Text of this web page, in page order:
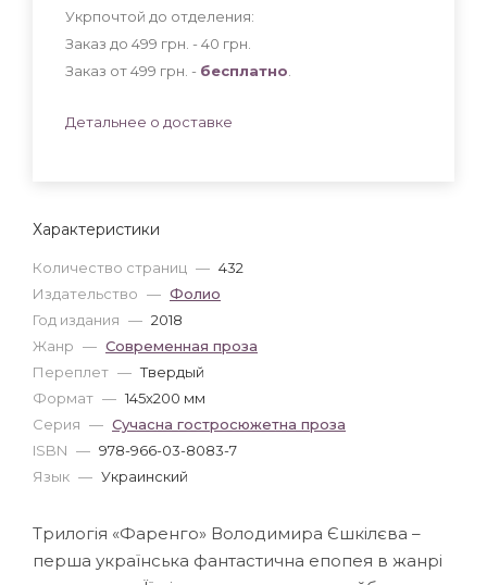
Характеристики
Количество страниц — 432
Издательство — Фолио
Год издания — 2018
Жанр — Современная проза
Переплет — Твердый
Формат — 145x200 мм
Серия — Сучасна гостросюжетна проза
ISBN — 978-966-03-8083-7
Язык — Украинский
Укрпочтой до отделения:
Заказ до 499 грн. - 40 грн
Заказ от 499 грн. - бесплатно
Детальнее о доставке
Трилогія «Фаренго» Володимира Єшкілєва –
перша українська фантастична епопея в жанрі